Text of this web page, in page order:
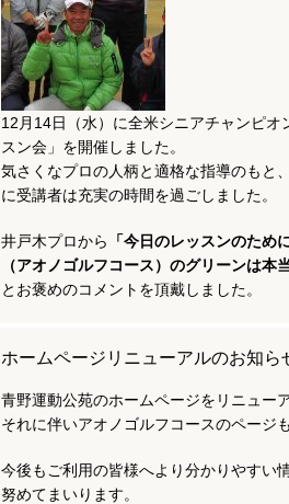
12月14日（水）に全米シニアチャンピ
スン会」を開催しました。
気さくなプロの人柄と適格な指導のもと
に受講者は充実の時間を過ごしました。
井戸木プロから
「今日のレッスンのため
（アオノゴルフコース）のグリーンは
とお褒めのコメントを頂戴しました。
ホームページリニューアルのお知ら
青野運動公苑のホームページをリニュー
それに伴いアオノゴルフコースのページ
今後もご利用の皆様へより分かりやすい
努めてまいります。